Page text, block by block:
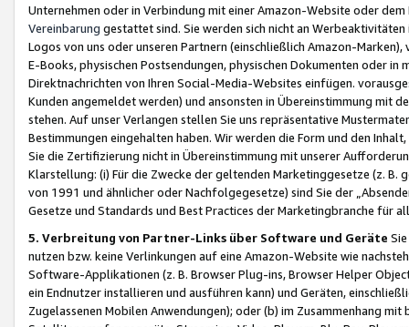
Unternehmen oder in Verbindung mit einer Amazon-Website oder
Vereinbarung gestattet sind. Sie werden sich nicht an
Logos von uns oder unseren Partnern (einschließlich Amazon-
E-Books, physischen Postsendungen, physischen Dokumenten oder in
Direktnachrichten von Ihren Social-Media-Websites einfügen.
Kunden angemeldet werden) und ansonsten in Übereinstimmung mit
stehen. Auf unser Verlangen stellen Sie uns repräsentative
Bestimmungen eingehalten haben. Wir werden die Form und den
Sie die Zertifizierung nicht in Übereinstimmung mit unserer
Klarstellung: (i) Für die Zwecke der geltenden Marketinggesetze (z. B.
von 1991 und ähnlicher oder Nachfolgegesetze) sind Sie der
Gesetze und Standards und Best Practices der Marketingbranche für
5. Verbreitung von Partner-Links über Software und Geräte
nutzen bzw. keine Verlinkungen auf eine Amazon-Website wie
Software-Applikationen (z. B. Browser Plug-ins, Browser Helper
ein Endnutzer installieren und ausführen kann) und Geräten,
Zugelassenen Mobilen Anwendungen); oder (b) im Zusammenhang